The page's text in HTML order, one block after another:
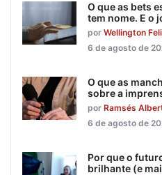
O que as bets
tem nome. E o
por Wellington
6 de agosto de
O que as
sobre a
por Ramsés
6 de agosto de
Por que o
brilhante (e